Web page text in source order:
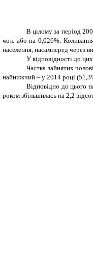
В цілому за період
чол. або на 0,026%. Коливання
населення, насамперед через
У відповідності до
Частка зайнятих
найнижчий – у 2014 році
Відповідно до цього
роком збільшилась на 2,2